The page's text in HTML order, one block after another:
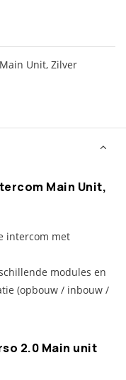
Unit, Zilver
Main Unit,
intercom met
modules en
(opbouw / inbouw /
2.0 Main unit